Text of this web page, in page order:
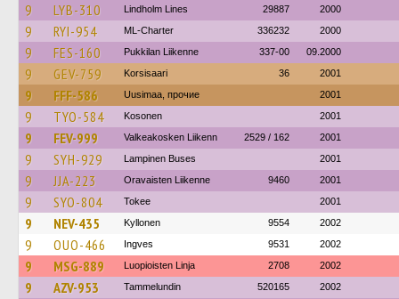
9 LYB-310 Lindholm Lines 29887 2000
9 RYI-954 ML-Charter 336232 2000
9 FES-160 Pukkilan Liikenne 337-00 09.2000
9 GEV-759 Korsisaari 36 2001
9 FFF-586 Uusimaa, прочие 2001
9 TYO-584 Kosonen 2001
9 FEV-999 Valkeakosken Liikenn 2529 / 162 2001
9 SYH-929 Lampinen Buses 2001
9 JJA-223 Oravaisten Liikenne 9460 2001
9 SYO-804 Tokee 2001
9 NEV-435 Kyllonen 9554 2002
9 OUO-466 Ingves 9531 2002
9 MSG-889 Luopioisten Linja 2708 2002
9 AZV-953 Tammelundin 520165 2002